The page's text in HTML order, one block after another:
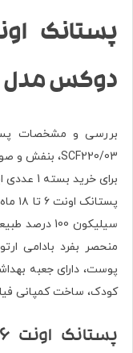
دوکس مدل SCF220/03
SCF220/03، بنفش و صورتی. پستانک اونت بالای 6 ماه.
برای خرید بسته 1 عددی این محصول
منحصر بفرد بادامی
پوست، دارای جعبه
کودک، ساخت کمپانی